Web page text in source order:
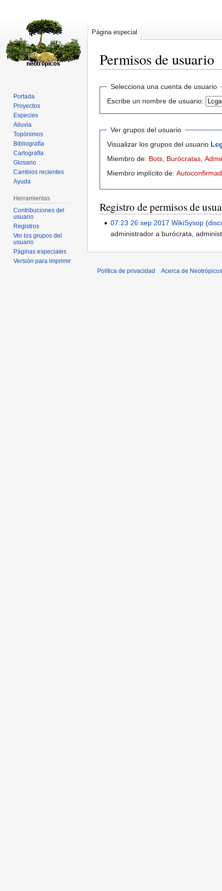
Permisos de usuario
navegación
búsqueda
Selecciona una cuenta de usuario
Escribe un nombre de usuario:
Ver grupos del usuario
Visualizar los grupos del usuario
Miembro de: Bots, Burócratas,
Miembro implícito de:
Registro de permisos de
07:23 26 sep 2017 WikiSysop
administrador a burócrata,
Página especial
Portada
Proyectos
Especies
Alluvia
Topónimos
Bibliografía
Cartografía
Glosario
Cambios recientes
Ayuda
Herramientas
Contribuciones del
usuario
Registros
Ver los grupos del
usuario
Páginas especiales
Versión para imprimir
Política de privacidad
Acerca de Neotrópicos